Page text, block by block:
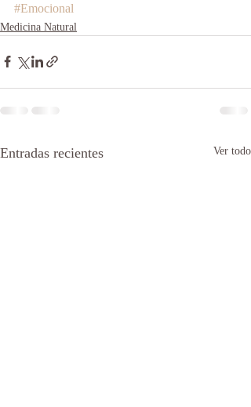
#Emocional
Medicina Natural
Entradas recientes Ver todo